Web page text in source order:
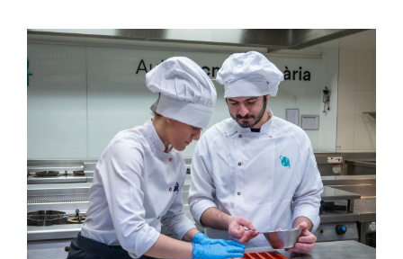
Categorías
CETT Fundació
Compartir